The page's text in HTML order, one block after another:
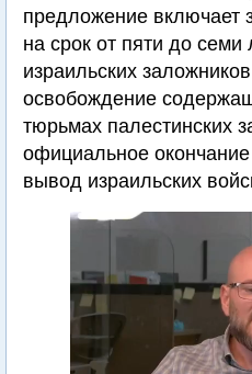
предложение включает
на срок от пяти до
израильских
освобождение
тюрьмах палестинских
официальное
вывод израильских